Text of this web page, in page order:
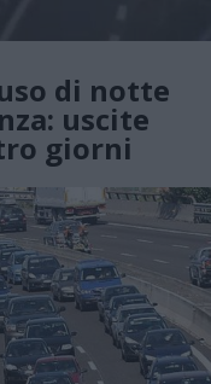
di notte
uscite
giorni